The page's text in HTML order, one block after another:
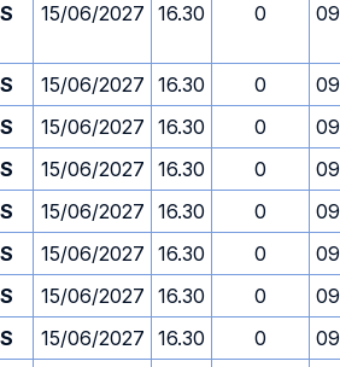
S 15/06/2027 16.30 0
S 15/06/2027 16.30 0
S 15/06/2027 16.30 0
S 15/06/2027 16.30 0
S 15/06/2027 16.30 0
S 15/06/2027 16.30 0
S 15/06/2027 16.30 0
S 15/06/2027 16.30 0